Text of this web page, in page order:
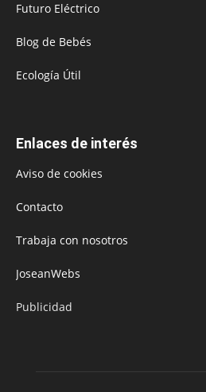
Futuro Eléctrico
Blog de Bebés
Ecología Útil
Enlaces de interés
Aviso de cookies
Contacto
Trabaja con nosotros
JoseanWebs
Publicidad